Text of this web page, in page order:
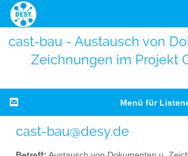
cast-bau - Austausch von
Zeichnungen im Projekt
Menü für
cast-bau@desy.de